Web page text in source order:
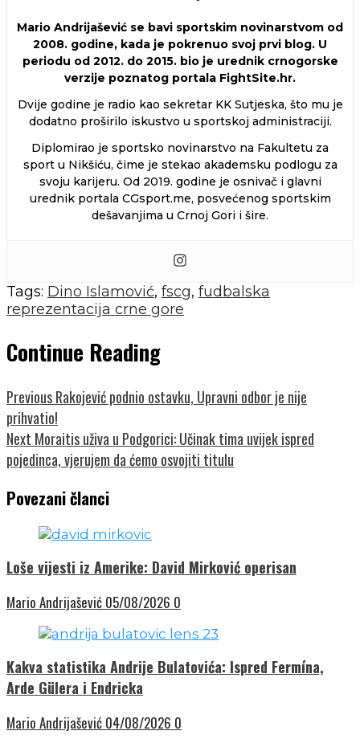
Mario Andrijašević se bavi sportskim novinarstvom od
2008. godine, kada je pokrenuo svoj prvi blog. U
periodu od 2012. do 2015. bio je urednik crnogorske
verzije poznatog portala FightSite.hr.
Dvije godine je radio kao sekretar KK Sutjeska, što mu je
dodatno proširilo iskustvo u sportskoj administraciji.
Diplomirao je sportsko novinarstvo na Fakultetu za
sport u Nikšiću, čime je stekao akademsku podlogu za
svoju karijeru. Od 2019. godine je osnivač i glavni
urednik portala CGsport.me, posvećenog sportskim
dešavanjima u Crnoj Gori i šire.
Tags: Dino Islamović, fscg, fudbalska
reprezentacija crne gore
Continue Reading
PreviousRakojević podnio ostavku, Upravni odbor je nije
prihvatio!
Next Moraitis uživa u Podgorici: Učinak tima uvijek ispred
pojedinca, vjerujem da ćemo osvojiti titulu
Povezani članci
Loše vijesti iz Amerike: David Mirković operisan
Mario Andrijašević 05/08/2026 0
Kakva statistika Andrije Bulatovića: Ispred Fermína,
Arde Gülera i Endricka
Mario Andrijašević 04/08/2026 0